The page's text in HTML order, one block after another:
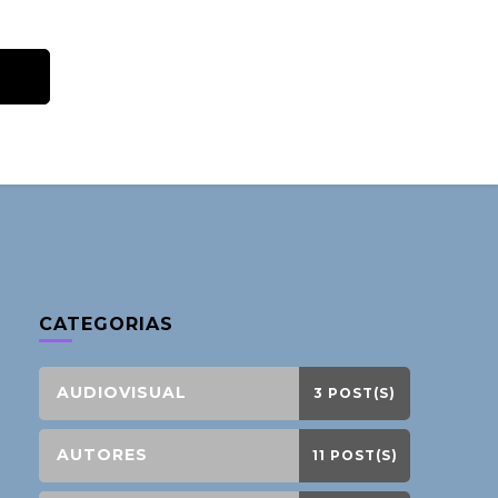
CATEGORIAS
AUDIOVISUAL 3 POST(S)
AUTORES 11 POST(S)